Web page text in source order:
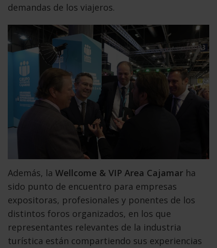
demandas de los viajeros.
Además, la Wellcome & VIP Area Cajamarha
sido punto de encuentro para empresas
expositoras, profesionales y ponentes de los
distintos foros organizados, en los que
representantes relevantes de la industria
turística están compartiendo sus experiencias